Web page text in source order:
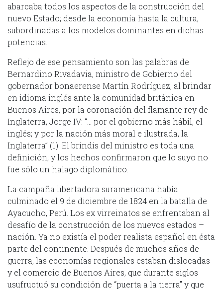
abarcaba todos los aspectos de la construcción del
nuevo Estado; desde la economía hasta la cultura,
subordinadas a los modelos dominantes en dichas
potencias.
Reflejo de ese pensamiento son las palabras de
Bernardino Rivadavia, ministro de Gobierno del
gobernador bonaerense Martín Rodríguez, al brindar
en idioma inglés ante la comunidad británica en
Buenos Aires, por la coronación del flamante rey de
Inglaterra, Jorge IV: “… por el gobierno más hábil, el
inglés; y por la nación más moral e ilustrada, la
Inglaterra” (1). El brindis del ministro es toda una
definición; y los hechos confirmaron que lo suyo no
fue sólo un halago diplomático.
La campaña libertadora suramericana había
culminado el 9 de diciembre de 1824 en la batalla de
Ayacucho, Perú. Los ex virreinatos se enfrentaban al
desafío de la construcción de los nuevos estados –
nación. Ya no existía el poder realista español en ésta
parte del continente. Después de muchos años de
guerra, las economías regionales estaban dislocadas
y el comercio de Buenos Aires, que durante siglos
usufructuó su condición de “puerta a la tierra” y que